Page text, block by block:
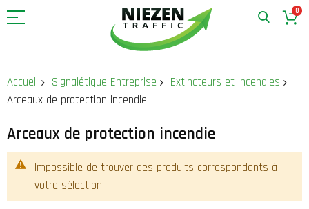
0
contenu
Accueil Signalétique Entreprise
Extincteurs et incendies
Arceaux de protection incendie
Arceaux de protection incendie
Impossible de trouver des produits correspondants à
votre sélection.